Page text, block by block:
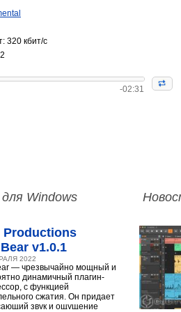
320 кбит/с
-02:31
Windows
Productions
v1.0.1
2022
— чрезвычайно мощный и
динамичный плагин-
с функцией
сжатия. Он придает
звук и ощущение